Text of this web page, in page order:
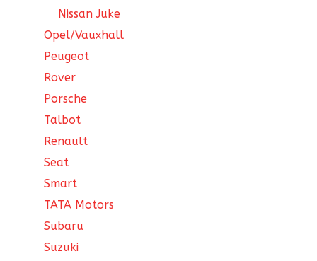
Nissan Juke
Opel/Vauxhall
Peugeot
Rover
Porsche
Talbot
Renault
Seat
Smart
TATA Motors
Subaru
Suzuki